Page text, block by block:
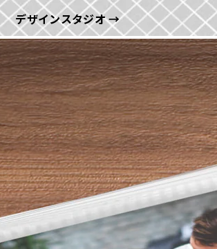
デザインスタジオ →